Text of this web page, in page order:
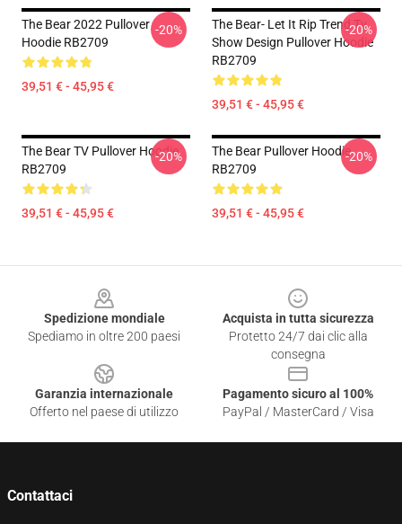
The Bear 2022 Pullover
Hoodie RB2709
39,51 € - 45,95 €
-20%
The Bear- Let It Rip Trend Tv
Show Design Pullover Hoodie
RB2709
39,51 € - 45,95 €
-20%
The Bear TV Pullover Hoodie
RB2709
39,51 € - 45,95 €
-20%
The Bear Pullover Hoodie
RB2709
39,51 € - 45,95 €
-20%
Spedizione mondiale
Spediamo in oltre 200 paesi
Acquista in tutta sicurezza
Protetto 24/7 dai clic alla
consegna
Garanzia internazionale
Offerto nel paese di utilizzo
Pagamento sicuro al 100%
PayPal / MasterCard / Visa
Contattaci